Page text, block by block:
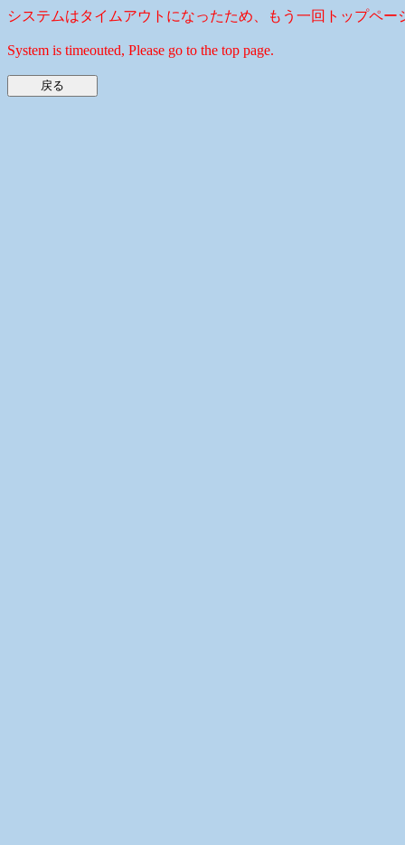
システムはタイムアウトになったため、もう一回トップペー
System is timeouted, Please go to the top page.